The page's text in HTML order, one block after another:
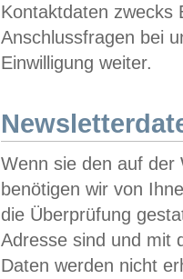
Kontaktdaten zwecks
Anschlussfragen bei
Einwilligung weiter.
Wenn sie den auf der
benötigen wir von
die Überprüfung
Adresse sind und mit
Daten werden nicht